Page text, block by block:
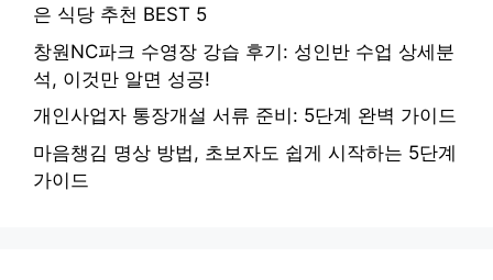
은 식당 추천 BEST 5
창원NC파크 수영장 강습 후기: 성인반 수업 상세분
석, 이것만 알면 성공!
개인사업자 통장개설 서류 준비: 5단계 완벽 가이드
마음챙김 명상 방법, 초보자도 쉽게 시작하는 5단계
가이드